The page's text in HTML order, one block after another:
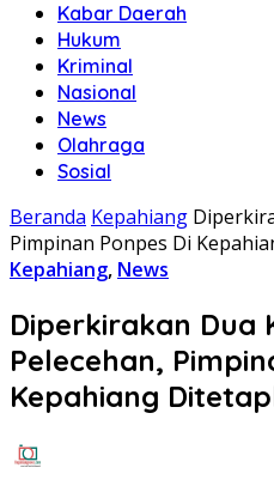
Kabar Daerah
Hukum
Kriminal
Nasional
News
Olahraga
Sosial
Beranda Kepahiang
Pimpinan Ponpes Di
Kepahiang, News
Diperkirakan Dua
Pelecehan,
Kepahiang